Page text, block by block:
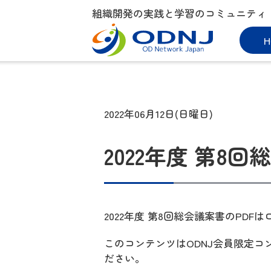
組織開発の実践と学習のコミュニティ
2022年06月12日(日曜日)
2022年度 第8回
2022年度 第8回総会議案書のPDF
このコンテンツはODNJ会員限定
ださい。